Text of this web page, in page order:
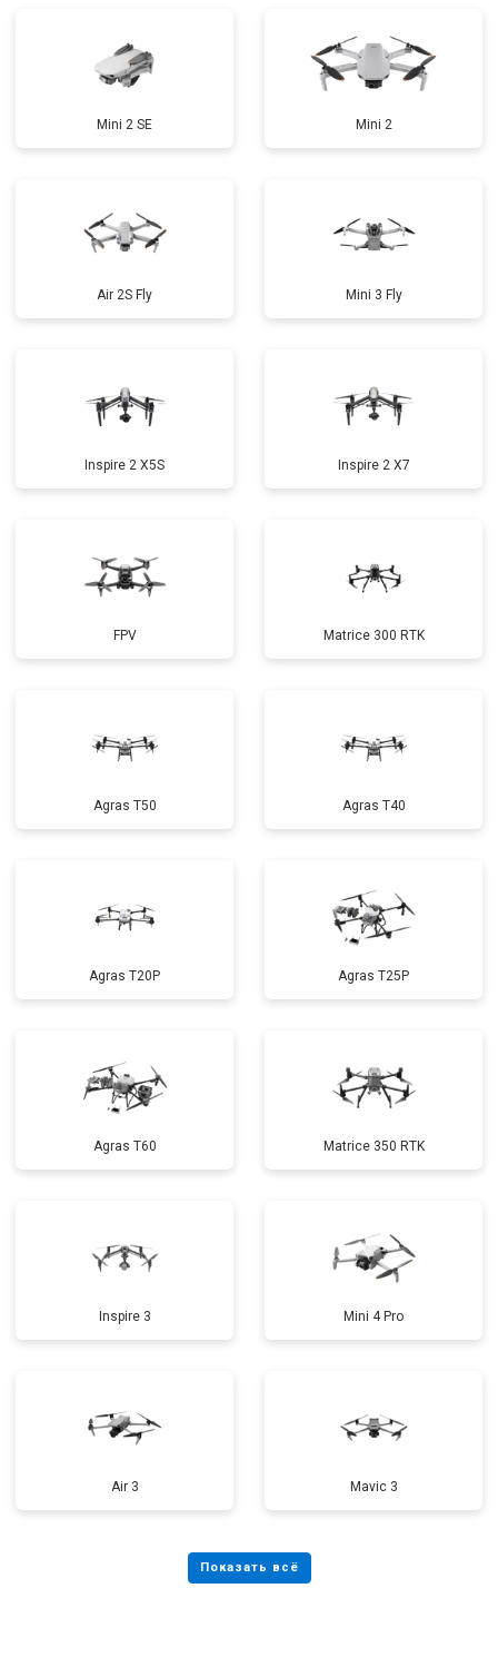
Mini 2 SE Mini 2
Air 2S Fly Mini 3 Fly
Inspire 2 X5S Inspire 2 X7
FPV Matrice 300 RTK
Agras T50 Agras T40
Agras T20P Agras T25P
Agras T60 Matrice 350 RTK
Inspire 3 Mini 4 Pro
Air 3 Mavic 3